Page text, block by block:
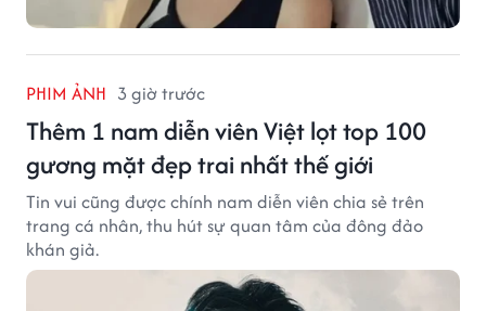
PHIM ẢNH 3 giờ trước
Thêm 1 nam diễn viên Việt lọt top 100
gương mặt đẹp trai nhất thế giới
Tin vui cũng được chính nam diễn viên chia sẻ trên
trang cá nhân, thu hút sự quan tâm của đông đảo
khán giả.